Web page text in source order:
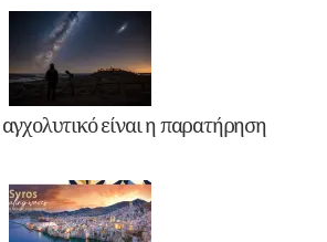
είναι η παρατήρηση